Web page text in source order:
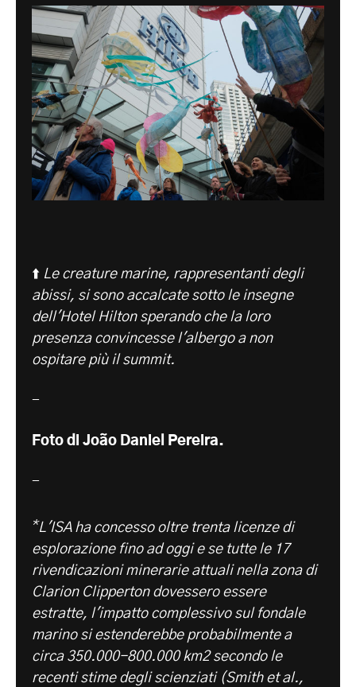
⬆️ Le creature marine, rappresentanti degli
abissi, si sono accalcate sotto le insegne
dell'Hotel Hilton sperando che la loro
presenza convincesse l'albergo a non
ospitare più il summit.
-
Foto di João Daniel Pereira.
-
*L'ISA ha concesso oltre trenta licenze di
esplorazione fino ad oggi e se tutte le 17
rivendicazioni minerarie attuali nella zona di
Clarion Clipperton dovessero essere
estratte, l'impatto complessivo sul fondale
marino si estenderebbe probabilmente a
circa 350.000-800.000 km2 secondo le
recenti stime degli scienziati (Smith et al.,